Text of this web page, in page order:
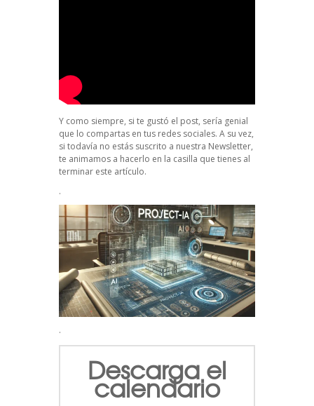
Y como siempre, si te gustó el post, sería genial
que lo compartas en tus redes sociales. A su vez,
si todavía no estás suscrito a nuestra Newsletter,
te animamos a hacerlo en la casilla que tienes al
terminar este artículo.
.
.
Descarga el
calendario